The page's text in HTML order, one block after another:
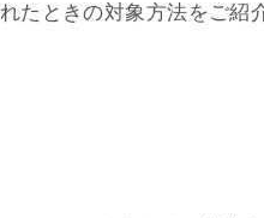
たときの対象方法をご紹